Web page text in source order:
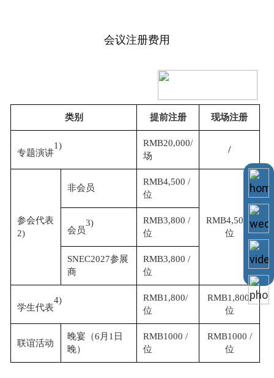
会议注册费用
类别 提前注册 现场注册
专题演讲
1)
RMB20,000/
场
/
参会代表
2)
非会员
RMB4,500 /
位
RMB4,500 /
位
会员
3)
RMB3,800 /
位
SNEC2027参展
商
RMB3,800 /
位
学生代表
4)
RMB1,800/
位
RMB1,800/
位
联谊活动
晚宴（6月1日
晚）
RMB1000 /
位
RMB1000 /
位